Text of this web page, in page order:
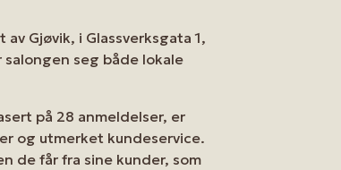
Gjøvik, i Glassverksgata 1,
seg både lokale
på 28 anmeldelser, er
og utmerket kundeservice.
de får fra sine kunder, som